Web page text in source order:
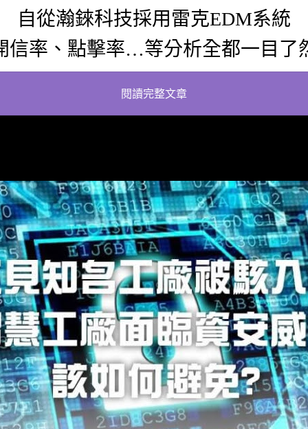
自從瀚錸科技採用雷克EDM系統
信率、點擊率…等分析全都一目了
閱讀完整文章